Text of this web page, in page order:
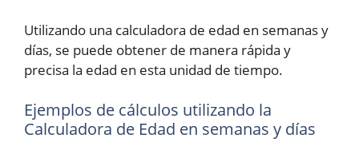
Utilizando una calculadora de edad en semanas y
días, se puede obtener de manera rápida y
precisa la edad en esta unidad de tiempo.
Ejemplos de cálculos utilizando la
Calculadora de Edad en semanas y días